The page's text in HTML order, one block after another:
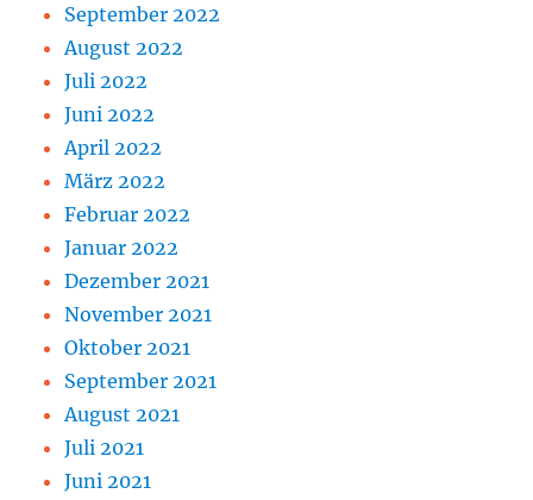
September 2022
August 2022
Juli 2022
Juni 2022
April 2022
März 2022
Februar 2022
Januar 2022
Dezember 2021
November 2021
Oktober 2021
September 2021
August 2021
Juli 2021
Juni 2021